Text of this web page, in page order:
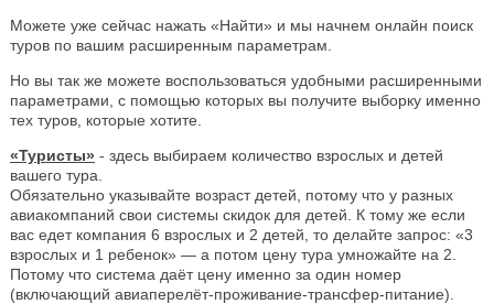
Можете уже сейчас нажать «Найти» и мы начнем онлайн поиск
туров по вашим расширенным параметрам.
Но вы так же можете воспользоваться удобными расширенными
параметрами, с помощью которых вы получите выборку именно
тех туров, которые хотите.
«Туристы» - здесь выбираем количество взрослых и детей
вашего тура.
Обязательно указывайте возраст детей, потому что у разных
авиакомпаний свои системы скидок для детей. К тому же если
вас едет компания 6 взрослых и 2 детей, то делайте запрос: «3
взрослых и 1 ребенок» — а потом цену тура умножайте на 2.
Потому что система даёт цену именно за один номер
(включающий авиаперелёт-проживание-трансфер-питание).